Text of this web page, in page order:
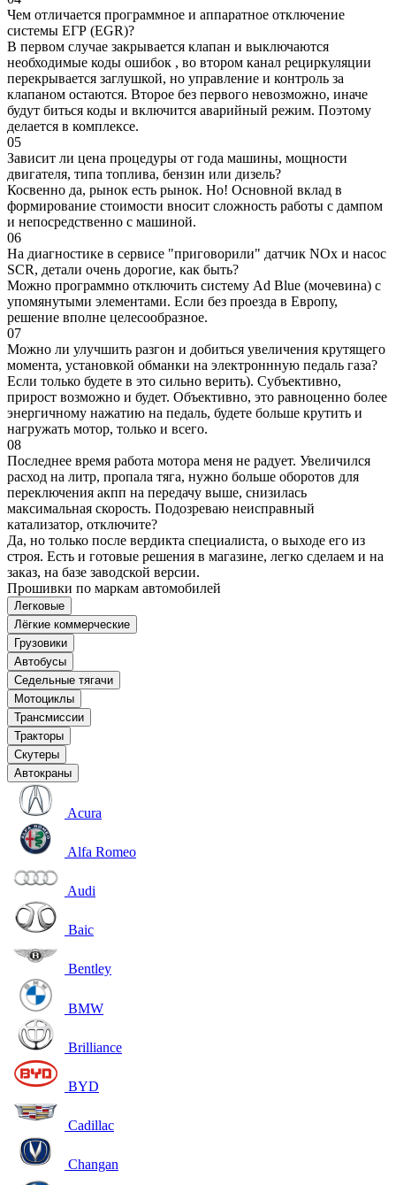
Чем отличается программное и аппаратное отключение
системы ЕГР (EGR)?
В первом случае закрывается клапан и выключаются
необходимые коды ошибок , во втором канал рециркуляции
перекрывается заглушкой, но управление и контроль за
клапаном остаются. Второе без первого невозможно, иначе
будут биться коды и включится аварийный режим. Поэтому
делается в комплексе.
05
Зависит ли цена процедуры от года машины, мощности
двигателя, типа топлива, бензин или дизель?
Косвенно да, рынок есть рынок. Но! Основной вклад в
формирование стоимости вносит сложность работы с дампом
и непосредственно с машиной.
06
На диагностике в сервисе "приговорили" датчик NOx и насос
SCR, детали очень дорогие, как быть?
Можно программно отключить систему Ad Blue (мочевина) с
упомянутыми элементами. Если без проезда в Европу,
решение вполне целесообразное.
07
Можно ли улучшить разгон и добиться увеличения крутящего
момента, установкой обманки на электроннную педаль газа?
Если только будете в это сильно верить). Субъективно,
прирост возможно и будет. Объективно, это равноценно более
энергичному нажатию на педаль, будете больше крутить и
нагружать мотор, только и всего.
08
Последнее время работа мотора меня не радует. Увеличился
расход на литр, пропала тяга, нужно больше оборотов для
переключения акпп на передачу выше, снизилась
максимальная скорость. Подозреваю неисправный
катализатор, отключите?
Да, но только после вердикта специалиста, о выходе его из
строя. Есть и готовые решения в магазине, легко сделаем и на
заказ, на базе заводской версии.
Прошивки по маркам автомобилей
Легковые
Лёгкие коммерческие
Грузовики
Автобусы
Седельные тягачи
Мотоциклы
Трансмиссии
Тракторы
Скутеры
Автокраны
Acura
Alfa Romeo
Audi
Baic
Bentley
BMW
Brilliance
BYD
Cadillac
Changan